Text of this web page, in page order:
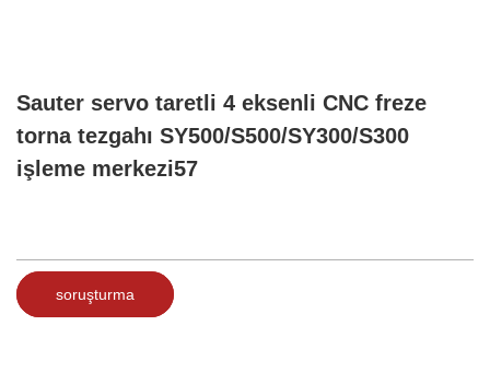
Sauter servo taretli 4 eksenli CNC freze
torna tezgahı SY500/S500/SY300/S300
işleme merkezi57
soruşturma